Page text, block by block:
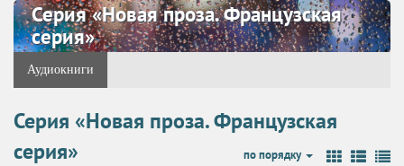
Серия «Новая проза. Французская
серия»
Аудиокниги
Серия «Новая проза. Французская
серия»
по порядку